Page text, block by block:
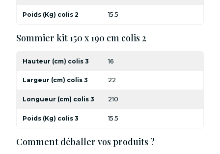
Poids (Kg) colis 2 15.5
Sommier kit 150 x 190 cm colis 2
Hauteur (cm) colis 3 16
Largeur (cm) colis 3 22
Longueur (cm) colis 3 210
Poids (Kg) colis 3 15.5
Comment déballer vos produits ?